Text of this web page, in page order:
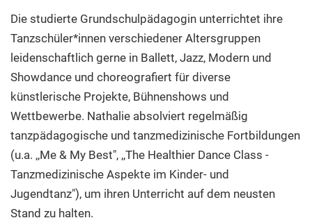
Die studierte Grundschulpädagogin unterrichtet ihre
Tanzschüler*innen verschiedener Altersgruppen
leidenschaftlich gerne in Ballett, Jazz, Modern und
Showdance und choreografiert für diverse
künstlerische Projekte, Bühnenshows und
Wettbewerbe. Nathalie absolviert regelmäßig
tanzpädagogische und tanzmedizinische Fortbildungen
(u.a. ,,Me & My Best", ,,The Healthier Dance Class -
Tanzmedizinische Aspekte im Kinder- und
Jugendtanz"), um ihren Unterricht auf dem neusten
Stand zu halten.